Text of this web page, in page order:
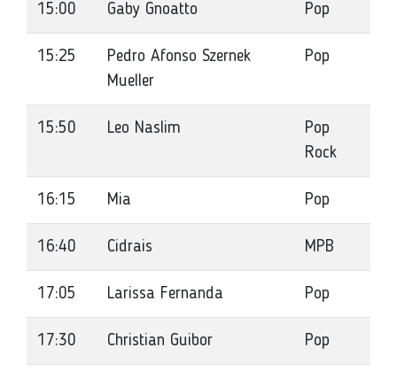
15:00 Gaby Gnoatto Pop
15:25
Pedro Afonso Szernek
Mueller
Pop
15:50 Leo Naslim
Pop
Rock
16:15 Mia Pop
16:40 Cidrais MPB
17:05 Larissa Fernanda Pop
17:30 Christian Guibor Pop